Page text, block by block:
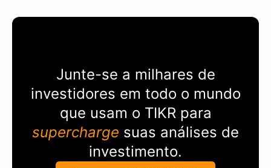
Junte-se a milhares de
investidores em todo o mundo
que usam o TIKR para
supercharge suas análises de
investimento.